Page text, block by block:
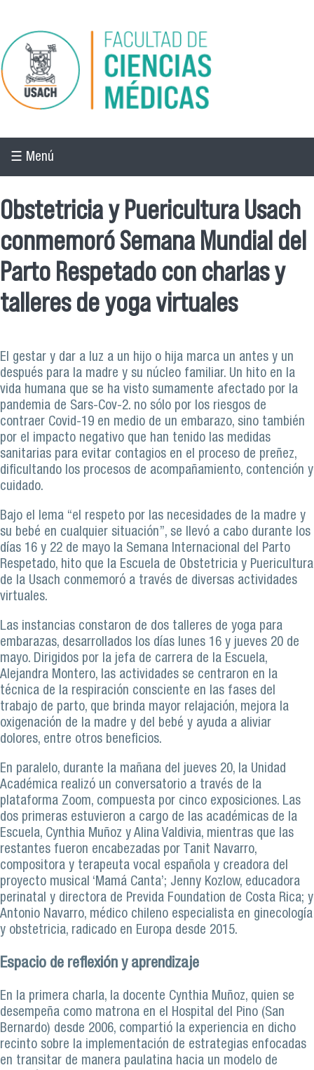
Pasar al contenido principal
☰ Menú
Obstetricia y Puericultura Usach
conmemoró Semana Mundial del
Parto Respetado con charlas y
talleres de yoga virtuales
El gestar y dar a luz a un hijo o hija marca un antes y un
después para la madre y su núcleo familiar. Un hito en la
vida humana que se ha visto sumamente afectado por la
pandemia de Sars-Cov-2. no sólo por los riesgos de
contraer Covid-19 en medio de un embarazo, sino también
por el impacto negativo que han tenido las medidas
sanitarias para evitar contagios en el proceso de preñez,
dificultando los procesos de acompañamiento, contención y
cuidado.
Bajo el lema “el respeto por las necesidades de la madre y
su bebé en cualquier situación”, se llevó a cabo durante los
días 16 y 22 de mayo la Semana Internacional del Parto
Respetado, hito que la Escuela de Obstetricia y Puericultura
de la Usach conmemoró a través de diversas actividades
virtuales.
Las instancias constaron de dos talleres de yoga para
embarazas, desarrollados los días lunes 16 y jueves 20 de
mayo. Dirigidos por la jefa de carrera de la Escuela,
Alejandra Montero, las actividades se centraron en la
técnica de la respiración consciente en las fases del
trabajo de parto, que brinda mayor relajación, mejora la
oxigenación de la madre y del bebé y ayuda a aliviar
dolores, entre otros beneficios.
En paralelo, durante la mañana del jueves 20, la Unidad
Académica realizó un conversatorio a través de la
plataforma Zoom, compuesta por cinco exposiciones. Las
dos primeras estuvieron a cargo de las académicas de la
Escuela, Cynthia Muñoz y Alina Valdivia, mientras que las
restantes fueron encabezadas por Tanit Navarro,
compositora y terapeuta vocal española y creadora del
proyecto musical ‘Mamá Canta’; Jenny Kozlow, educadora
perinatal y directora de Previda Foundation de Costa Rica; y
Antonio Navarro, médico chileno especialista en ginecología
y obstetricia, radicado en Europa desde 2015.
Espacio de reflexión y aprendizaje
En la primera charla, la docente Cynthia Muñoz, quien se
desempeña como matrona en el Hospital del Pino (San
Bernardo) desde 2006, compartió la experiencia en dicho
recinto sobre la implementación de estrategias enfocadas
en transitar de manera paulatina hacia un modelo de